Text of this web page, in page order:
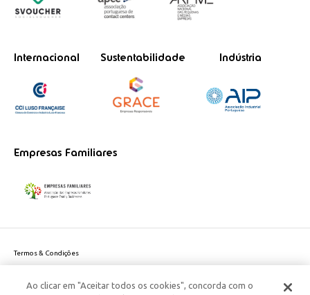
Internacional Sustentabilidade Indústria
Empresas Familiares
Termos & Condições
Politica de Cookies
Ao clicar em "Aceitar todos os cookies", concorda com o